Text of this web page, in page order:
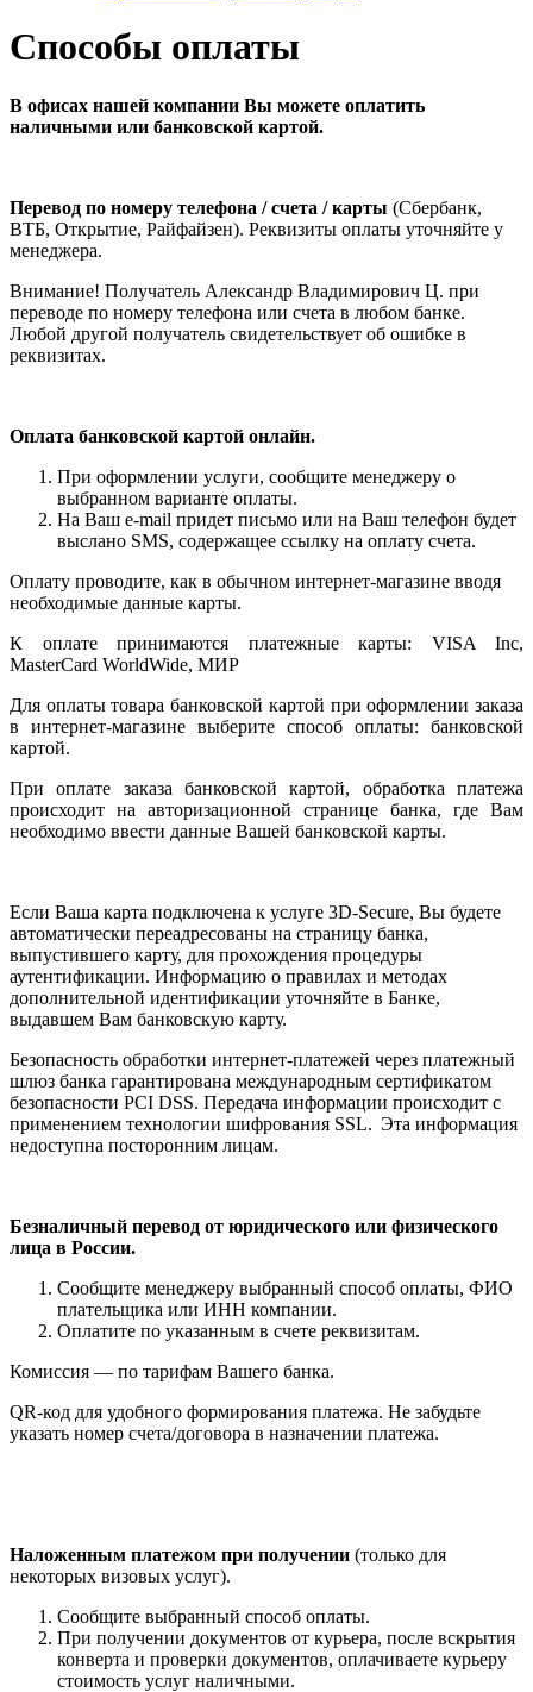
Способы оплаты
В офисах нашей компании Вы можете оплатить
наличными или банковской картой.
Перевод по номеру телефона / счета / карты (Сбербанк,
ВТБ, Открытие, Райфайзен). Реквизиты оплаты уточняйте у
менеджера.
Внимание! Получатель Александр Владимирович Ц. при
переводе по номеру телефона или счета в любом банке.
Любой другой получатель свидетельствует об ошибке в
реквизитах.
Оплата банковской картой онлайн.
При оформлении услуги, сообщите менеджеру о
выбранном варианте оплаты.
На Ваш e-mail придет письмо или на Ваш телефон будет
выслано SMS, содержащее ссылку на оплату счета.
Оплату проводите, как в обычном интернет-магазине вводя
необходимые данные карты.
К оплате принимаются платежные карты: VISA Inc,
MasterCard WorldWide, МИР
Для оплаты товара банковской картой при оформлении заказа
в интернет-магазине выберите способ оплаты: банковской
картой.
При оплате заказа банковской картой, обработка платежа
происходит на авторизационной странице банка, где Вам
необходимо ввести данные Вашей банковской карты.
Если Ваша карта подключена к услуге 3D-Secure, Вы будете
автоматически переадресованы на страницу банка,
выпустившего карту, для прохождения процедуры
аутентификации. Информацию о правилах и методах
дополнительной идентификации уточняйте в Банке,
выдавшем Вам банковскую карту.
Безопасность обработки интернет-платежей через платежный
шлюз банка гарантирована международным сертификатом
безопасности PCI DSS. Передача информации происходит с
применением технологии шифрования SSL. Эта информация
недоступна посторонним лицам.
Безналичный перевод от юридического или физического
лица в России.
Сообщите менеджеру выбранный способ оплаты, ФИО
плательщика или ИНН компании.
Оплатите по указанным в счете реквизитам.
Комиссия — по тарифам Вашего банка.
QR-код для удобного формирования платежа. Не забудьте
указать номер счета/договора в назначении платежа.
Наложенным платежом при получении (только для
некоторых визовых услуг).
Сообщите выбранный способ оплаты.
При получении документов от курьера, после вскрытия
конверта и проверки документов, оплачиваете курьеру
стоимость услуг наличными.